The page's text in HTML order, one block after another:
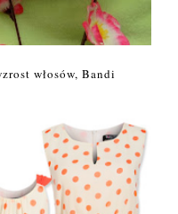
włosów, Bandi